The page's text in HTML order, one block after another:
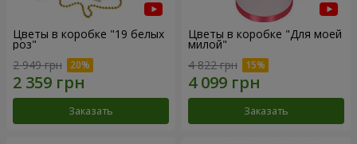
Цветы в коробке "19 белых
роз"
2 949 грн
Заказать
Цветы в коробке "Для моей
милой"
4 822 грн
Заказать